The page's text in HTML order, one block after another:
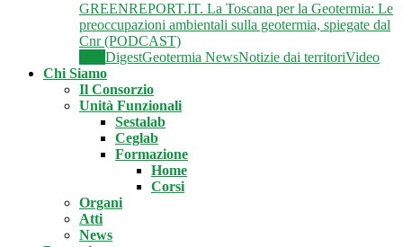
GREENREPORT.IT. La Toscana per la Geotermia: Le
preoccupazioni ambientali sulla geotermia, spiegate dal
Cnr (PODCAST)
DigestGeotermia NewsNotizie dai territoriVideo
Chi Siamo
Il Consorzio
Unità Funzionali
Sestalab
Ceglab
Formazione
Home
Corsi
Organi
Atti
News